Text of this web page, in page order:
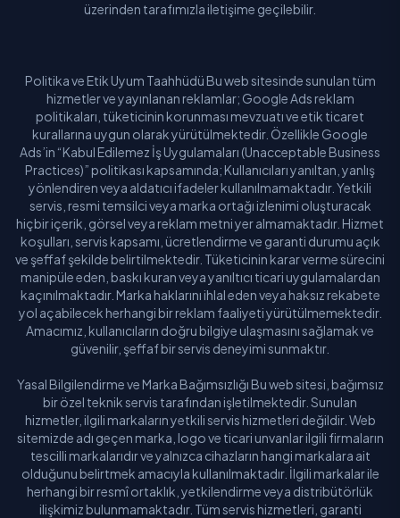
üzerinden tarafımızla iletişime geçilebilir.
Politika ve Etik Uyum Taahhüdü Bu web sitesinde sunulan tüm
hizmetler ve yayınlanan reklamlar; Google Ads reklam
politikaları, tüketicinin korunması mevzuatı ve etik ticaret
kurallarına uygun olarak yürütülmektedir. Özellikle Google
Ads’in “Kabul Edilemez İş Uygulamaları (Unacceptable Business
Practices)” politikası kapsamında; Kullanıcıları yanıltan, yanlış
yönlendiren veya aldatıcı ifadeler kullanılmamaktadır. Yetkili
servis, resmi temsilci veya marka ortağı izlenimi oluşturacak
hiçbir içerik, görsel veya reklam metni yer almamaktadır. Hizmet
koşulları, servis kapsamı, ücretlendirme ve garanti durumu açık
ve şeffaf şekilde belirtilmektedir. Tüketicinin karar verme sürecini
manipüle eden, baskı kuran veya yanıltıcı ticari uygulamalardan
kaçınılmaktadır. Marka haklarını ihlal eden veya haksız rekabete
yol açabilecek herhangi bir reklam faaliyeti yürütülmemektedir.
Amacımız, kullanıcıların doğru bilgiye ulaşmasını sağlamak ve
güvenilir, şeffaf bir servis deneyimi sunmaktır.
Yasal Bilgilendirme ve Marka Bağımsızlığı Bu web sitesi, bağımsız
bir özel teknik servis tarafından işletilmektedir. Sunulan
hizmetler, ilgili markaların yetkili servis hizmetleri değildir. Web
sitemizde adı geçen marka, logo ve ticari unvanlar ilgili firmaların
tescilli markalarıdır ve yalnızca cihazların hangi markalara ait
olduğunu belirtmek amacıyla kullanılmaktadır. İlgili markalar ile
herhangi bir resmî ortaklık, yetkilendirme veya distribütörlük
ilişkimiz bulunmamaktadır. Tüm servis hizmetleri, garanti